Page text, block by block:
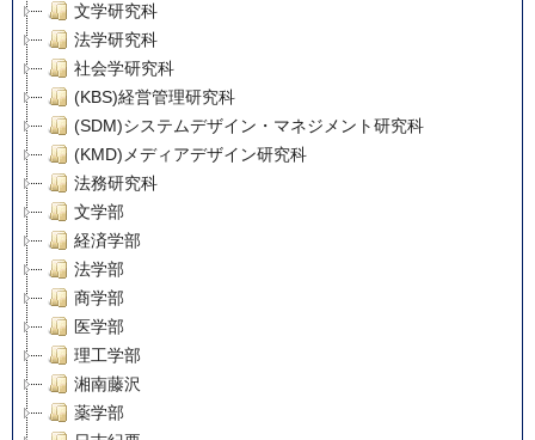
文学研究科
法学研究科
社会学研究科
(KBS)経営管理研究科
(SDM)システムデザイン・マネジメント研究科
(KMD)メディアデザイン研究科
法務研究科
文学部
経済学部
法学部
商学部
医学部
理工学部
湘南藤沢
薬学部